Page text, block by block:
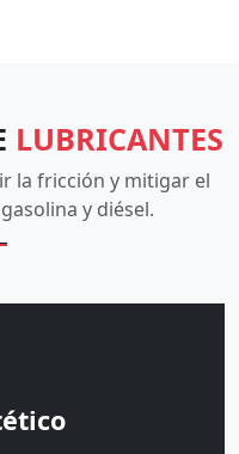
LUBRICANTES
la fricción y mitigar el
y diésel.